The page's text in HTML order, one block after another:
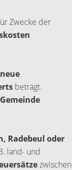
Zwecke der
neue
beträgt.
Radebeul oder
land- und
zwischen